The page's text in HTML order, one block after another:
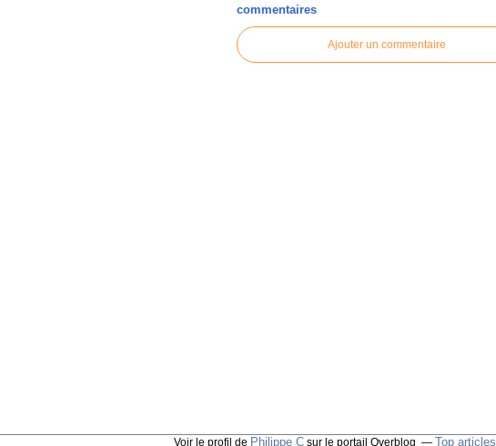
commentaires
Ajouter un commentaire
Voir le profil de Philippe C sur le portail Overblog Top articles